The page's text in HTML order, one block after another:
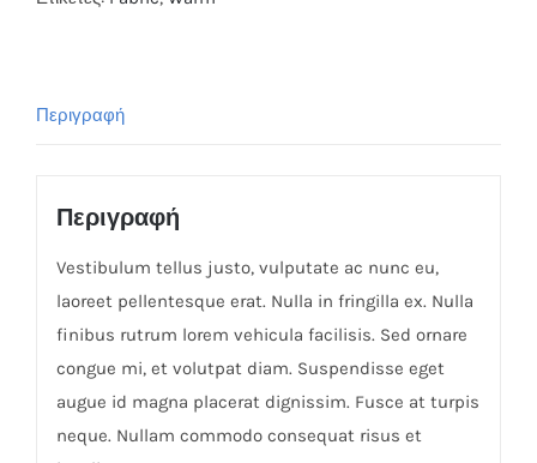
Περιγραφή
Περιγραφή
Vestibulum tellus justo, vulputate ac nunc eu,
laoreet pellentesque erat. Nulla in fringilla ex. Nulla
finibus rutrum lorem vehicula facilisis. Sed ornare
congue mi, et volutpat diam. Suspendisse eget
augue id magna placerat dignissim. Fusce at turpis
neque. Nullam commodo consequat risus et